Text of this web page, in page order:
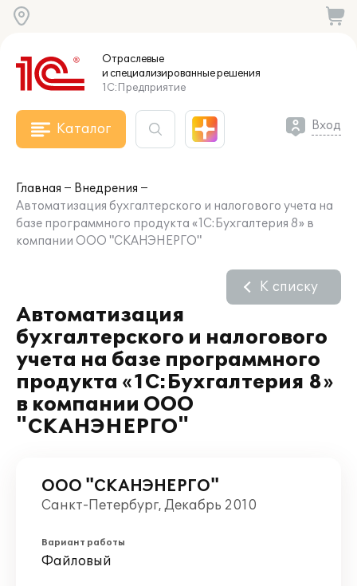
Отраслевые
и специализированныерешения
1С:Предприятие
Каталог Вход
Главная
Внедрения
Автоматизация бухгалтерского и налогового учета на
базе программного продукта «1C:Бухгалтерия 8» в
компании ООО "СКАНЭНЕРГО"
Автоматизация
бухгалтерского и налогового
учета на базе программного
продукта «1C:Бухгалтерия 8»
в компании ООО
"СКАНЭНЕРГО"
К списку
ООО "СКАНЭНЕРГО"
Санкт-Петербург, Декабрь 2010
Вариант работы
Файловый